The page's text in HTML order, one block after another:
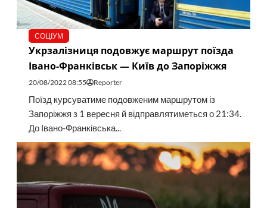
СОЦІУМ
Укрзалізниця подовжує маршрут поїзда
Івано-Франківськ — Київ до Запоріжжя
20/08/2022 08:55 Reporter
Поїзд курсуватиме подовженим маршрутом із
Запоріжжя з 1 вересня й відправлятиметься о 21:34.
До Івано-Франківська...